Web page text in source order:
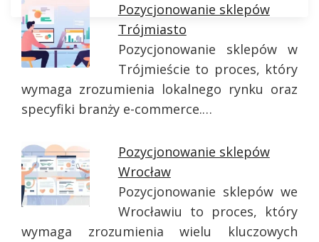
Pozycjonowanie sklepów
Trójmiasto
Pozycjonowanie sklepów w
Trójmieście to proces, który
wymaga zrozumienia lokalnego rynku oraz
specyfiki branży e-commerce.…
Pozycjonowanie sklepów
Wrocław
Pozycjonowanie sklepów we
Wrocławiu to proces, który
wymaga zrozumienia wielu kluczowych